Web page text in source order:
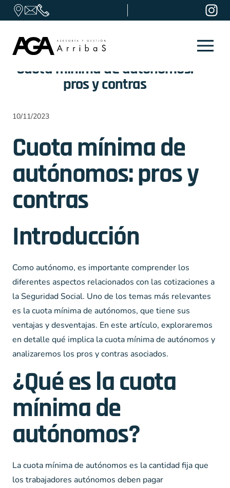
Skip to content
Cuota mínima de autónomos:
pros y contras
10/11/2023
Cuota mínima de
autónomos: pros y
contras
Introducción
Como autónomo, es importante comprender los
diferentes aspectos relacionados con las cotizaciones a
la Seguridad Social. Uno de los temas más relevantes
es la cuota mínima de autónomos, que tiene sus
ventajas y desventajas. En este artículo, exploraremos
en detalle qué implica la cuota mínima de autónomos y
analizaremos los pros y contras asociados.
¿Qué es la cuota
mínima de
autónomos?
La cuota mínima de autónomos es la cantidad fija que
los trabajadores autónomos deben pagar